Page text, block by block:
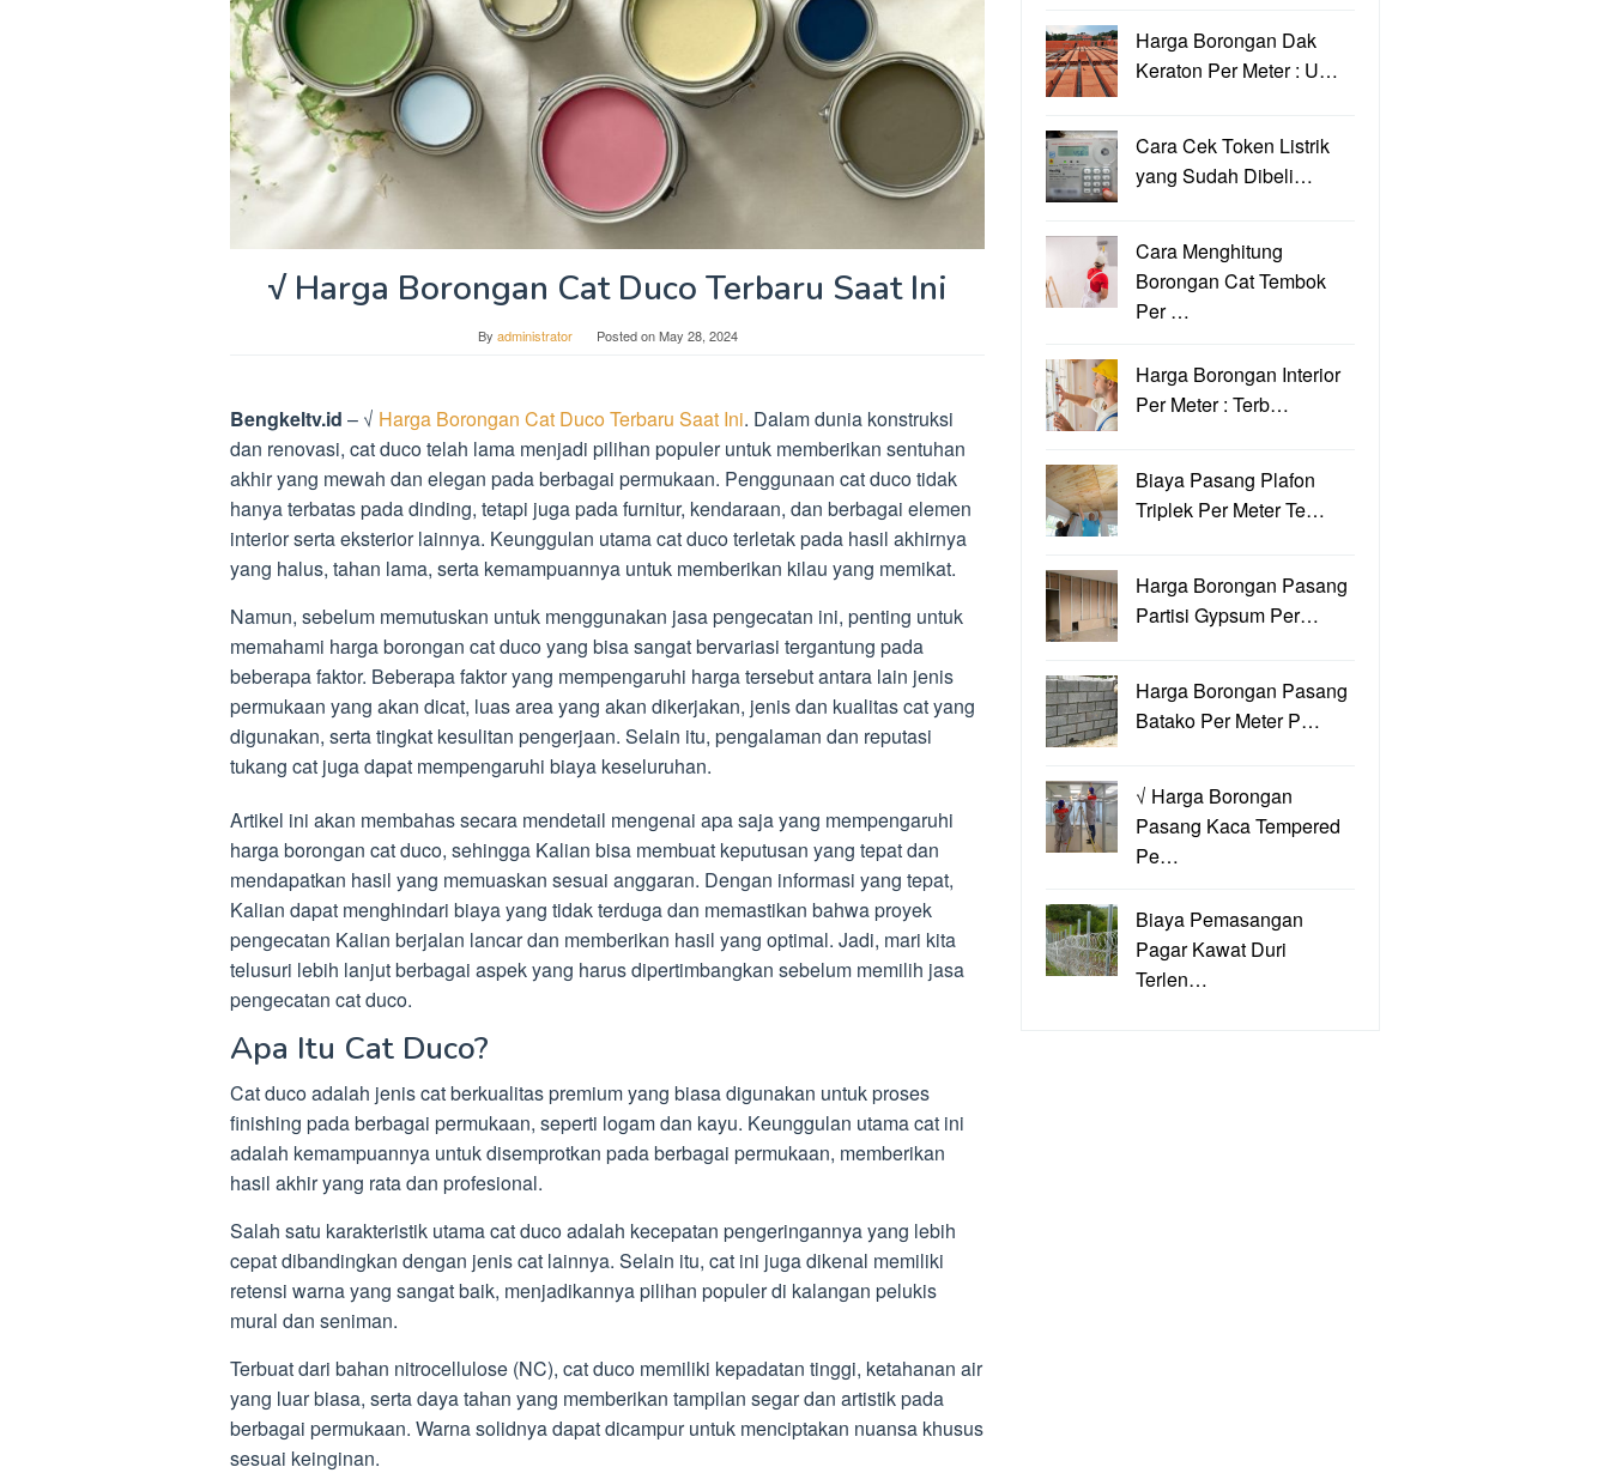
√ Harga Borongan Cat Duco Terbaru Saat Ini
By administrator Posted onMay 28, 2024
Bengkeltv.id – √ Harga Borongan Cat Duco Terbaru Saat Ini. Dalam dunia konstruksi
dan renovasi, cat duco telah lama menjadi pilihan populer untuk memberikan sentuhan
akhir yang mewah dan elegan pada berbagai permukaan. Penggunaan cat duco tidak
hanya terbatas pada dinding, tetapi juga pada furnitur, kendaraan, dan berbagai elemen
interior serta eksterior lainnya. Keunggulan utama cat duco terletak pada hasil akhirnya
yang halus, tahan lama, serta kemampuannya untuk memberikan kilau yang memikat.
Namun, sebelum memutuskan untuk menggunakan jasa pengecatan ini, penting untuk
memahami harga borongan cat duco yang bisa sangat bervariasi tergantung pada
beberapa faktor. Beberapa faktor yang mempengaruhi harga tersebut antara lain jenis
permukaan yang akan dicat, luas area yang akan dikerjakan, jenis dan kualitas cat yang
digunakan, serta tingkat kesulitan pengerjaan. Selain itu, pengalaman dan reputasi
tukang cat juga dapat mempengaruhi biaya keseluruhan.
Artikel ini akan membahas secara mendetail mengenai apa saja yang mempengaruhi
harga borongan cat duco, sehingga Kalian bisa membuat keputusan yang tepat dan
mendapatkan hasil yang memuaskan sesuai anggaran. Dengan informasi yang tepat,
Kalian dapat menghindari biaya yang tidak terduga dan memastikan bahwa proyek
pengecatan Kalian berjalan lancar dan memberikan hasil yang optimal. Jadi, mari kita
telusuri lebih lanjut berbagai aspek yang harus dipertimbangkan sebelum memilih jasa
pengecatan cat duco.
Apa Itu Cat Duco?
Cat duco adalah jenis cat berkualitas premium yang biasa digunakan untuk proses
finishing pada berbagai permukaan, seperti logam dan kayu. Keunggulan utama cat ini
adalah kemampuannya untuk disemprotkan pada berbagai permukaan, memberikan
hasil akhir yang rata dan profesional.
Salah satu karakteristik utama cat duco adalah kecepatan pengeringannya yang lebih
cepat dibandingkan dengan jenis cat lainnya. Selain itu, cat ini juga dikenal memiliki
retensi warna yang sangat baik, menjadikannya pilihan populer di kalangan pelukis
mural dan seniman.
Terbuat dari bahan nitrocellulose (NC), cat duco memiliki kepadatan tinggi, ketahanan air
yang luar biasa, serta daya tahan yang memberikan tampilan segar dan artistik pada
berbagai permukaan. Warna solidnya dapat dicampur untuk menciptakan nuansa khusus
sesuai keinginan.
Harga Borongan Dak
Keraton Per Meter : U…
Cara Cek Token Listrik
yang Sudah Dibeli…
Cara Menghitung
Borongan Cat Tembok
Per …
Harga Borongan Interior
Per Meter : Terb…
Biaya Pasang Plafon
Triplek Per Meter Te…
Harga Borongan Pasang
Partisi Gypsum Per…
Harga Borongan Pasang
Batako Per Meter P…
√ Harga Borongan
Pasang Kaca Tempered
Pe…
Biaya Pemasangan
Pagar Kawat Duri
Terlen…